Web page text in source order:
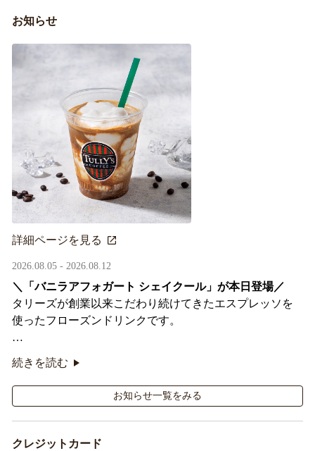
お知らせ
詳細ページを見る
2026.08.05 - 2026.08.12
＼「バニラアフォガート シェイクール」が本日登場／
タリーズが創業以来こだわり続けてきたエスプレッソを
使ったフローズンドリンクです。
オリジナルシールがその場で当たるキャンペーンも実
施！
続きを読む
お知らせ一覧をみる
クレジットカード